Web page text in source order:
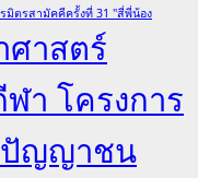
มิตรสามัคคีครั้งที่ 31 "สี่พี่น้อง
าสตร์
า โครงการ
ปัญญาชน